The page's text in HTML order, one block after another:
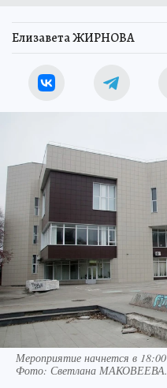
Елизавета ЖИРНОВА
Мероприятие начнется в 18:00
Фото: Светлана МАКОВЕЕВА.